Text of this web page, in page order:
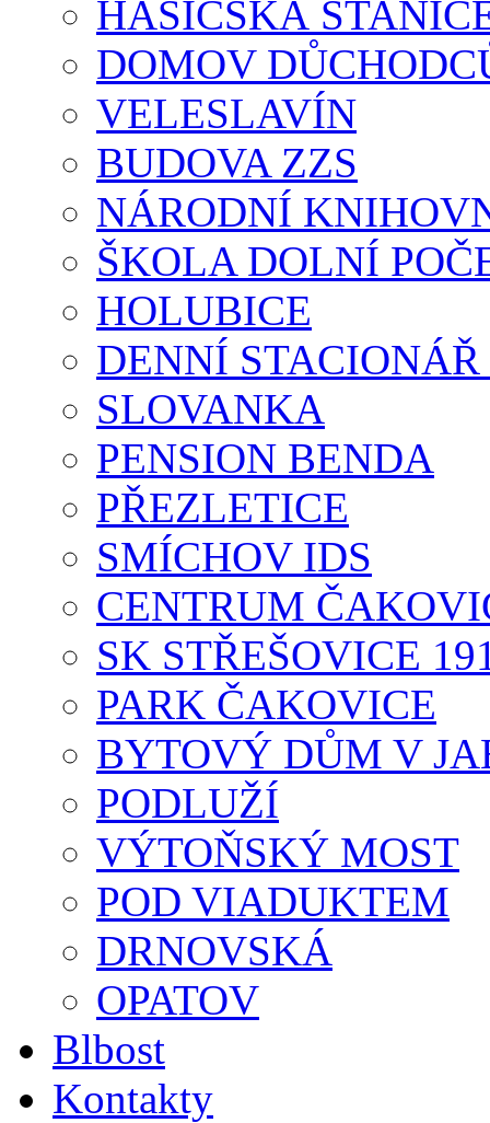
HASIČSKÁ
DOMOV
VELESLAVÍN
BUDOVA ZZS
NÁRODNÍ
ŠKOLA DOLNÍ
HOLUBICE
DENNÍ
SLOVANKA
PENSION BENDA
PŘEZLETICE
SMÍCHOV IDS
CENTRUM
SK STŘEŠOVICE
PARK ČAKOVICE
BYTOVÝ DŮM V
PODLUŽÍ
VÝTOŇSKÝ MOST
POD VIADUKTEM
DRNOVSKÁ
OPATOV
Blbost
Kontakty